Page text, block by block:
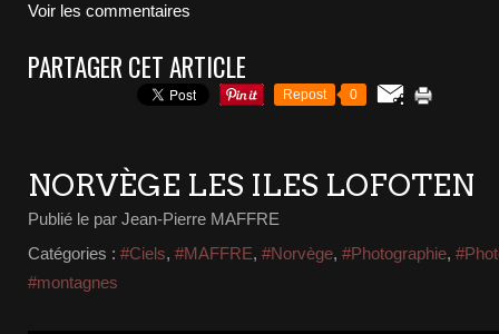
Voir les commentaires
PARTAGER CET ARTICLE
Repost 0
NORVÈGE LES ILES LOFOTEN
Publié le par Jean-Pierre MAFFRE
Catégories : #Ciels, #MAFFRE, #Norvège, #Photographie,
#montagnes